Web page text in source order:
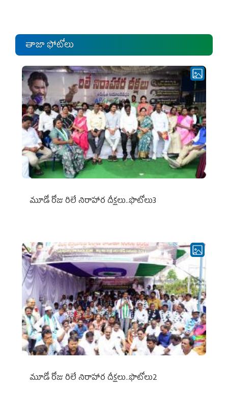
తాజా ఫోటోలు
మూడో రోజు రిలే నిరాహార దీక్షలు..ఫొటోలు3
మూడో రోజు రిలే నిరాహార దీక్షలు..ఫొటోలు2